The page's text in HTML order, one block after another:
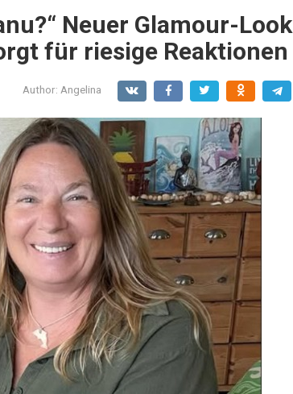
Neuer Glamour-Look
für riesige Reaktionen
Author: Angelina